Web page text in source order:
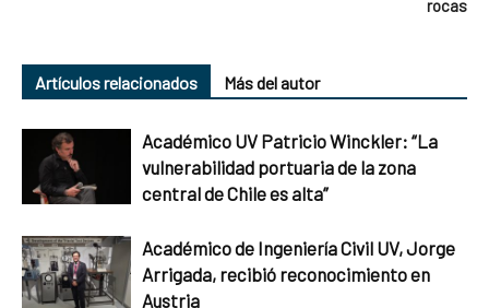
rocas
Artículos relacionados Más del autor
Académico UV Patricio Winckler: “La
vulnerabilidad portuaria de la zona
central de Chile es alta”
Académico de Ingeniería Civil UV, Jorge
Arrigada, recibió reconocimiento en
Austria